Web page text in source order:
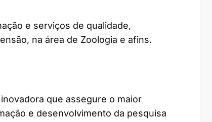
e serviços de qualidade,
na área de Zoologia e afins.
que assegure o maior
e desenvolvimento da pesquisa